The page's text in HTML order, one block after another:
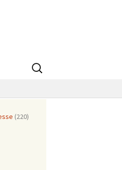
Suchen
nach:
(220)